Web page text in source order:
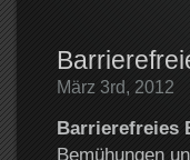
März 3rd, 2012
Barrierefreies
Bemühungen